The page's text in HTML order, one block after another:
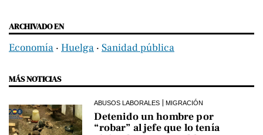
ARCHIVADO EN
Economía ‧ Huelga ‧ Sanidad pública
MÁS NOTICIAS
ABUSOS LABORALES MIGRACIÓN
Detenido un hombre por
“robar” al jefe que lo tenía